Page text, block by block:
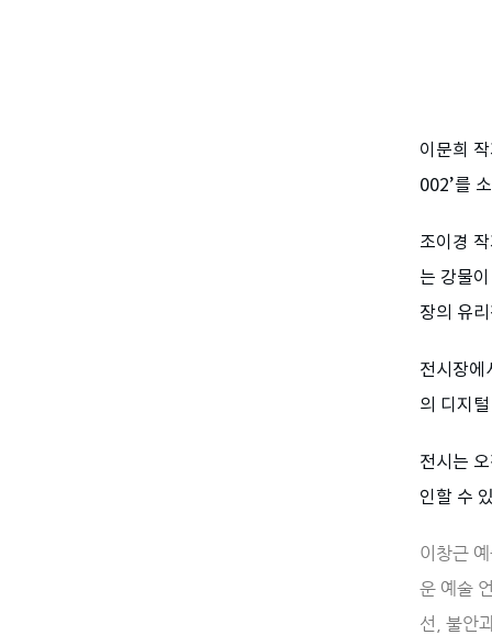
이문희
002’를
조이경
는 강물
장의 유
전시장에
의 디지
전시는
인할 수
이창근
운 예술
선, 불안